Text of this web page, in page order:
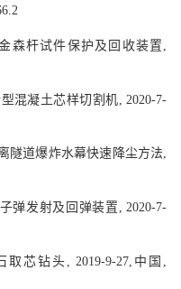
森杆试件保护及回收装置
混凝土芯样切割机 , 2020-7-
隧道爆炸水幕快速降尘方法,
弹发射及回弹装置 , 2020-7-
取芯钻头 , 2019-9-27, 中国 ,